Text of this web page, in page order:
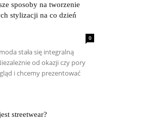
sposoby na tworzenie
stylizacji na co dzień
0
stała się integralną
od okazji czy pory
i chcemy prezentować
streetwear?